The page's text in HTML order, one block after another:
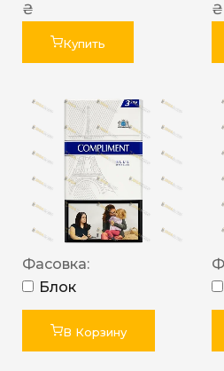
₴
Купить
₴
Фасовка:
Блок
В Корзину